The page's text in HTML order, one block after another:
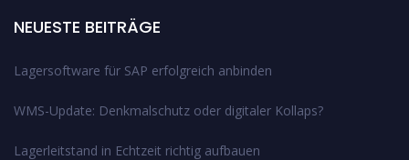
NEUESTE BEITRÄGE
Lagersoftware für SAP erfolgreich anbinden
WMS-Update: Denkmalschutz oder digitaler Kollaps?
Lagerleitstand in Echtzeit richtig aufbauen